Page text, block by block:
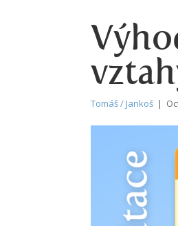
Tomáš / Jankoš |